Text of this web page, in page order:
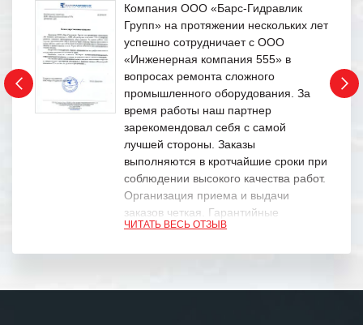
Компания ООО «Барс-Гидравлик
Групп» на протяжении нескольких лет
успешно сотрудничает с ООО
«Инженерная компания 555» в
вопросах ремонта сложного
промышленного оборудования. За
время работы наш партнер
зарекомендовал себя с самой
лучшей стороны. Заказы
выполняются в кротчайшие сроки при
соблюдении высокого качества работ.
Организация приема и выдачи
заказов четкая. Гарантийные
обязательства выполняются в
ЧИТАТЬ ВЕСЬ ОТЗЫВ